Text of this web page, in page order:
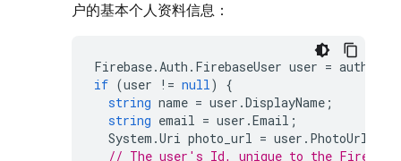
户的基本个人资料信息：
Firebase.Auth . FirebaseUser user = auth
if (user != null)
{
string name = user .DisplayName ;
string email = user .Email ;
System .Uri photo_url = user . PhotoUrl
// The user's Id, unique to the